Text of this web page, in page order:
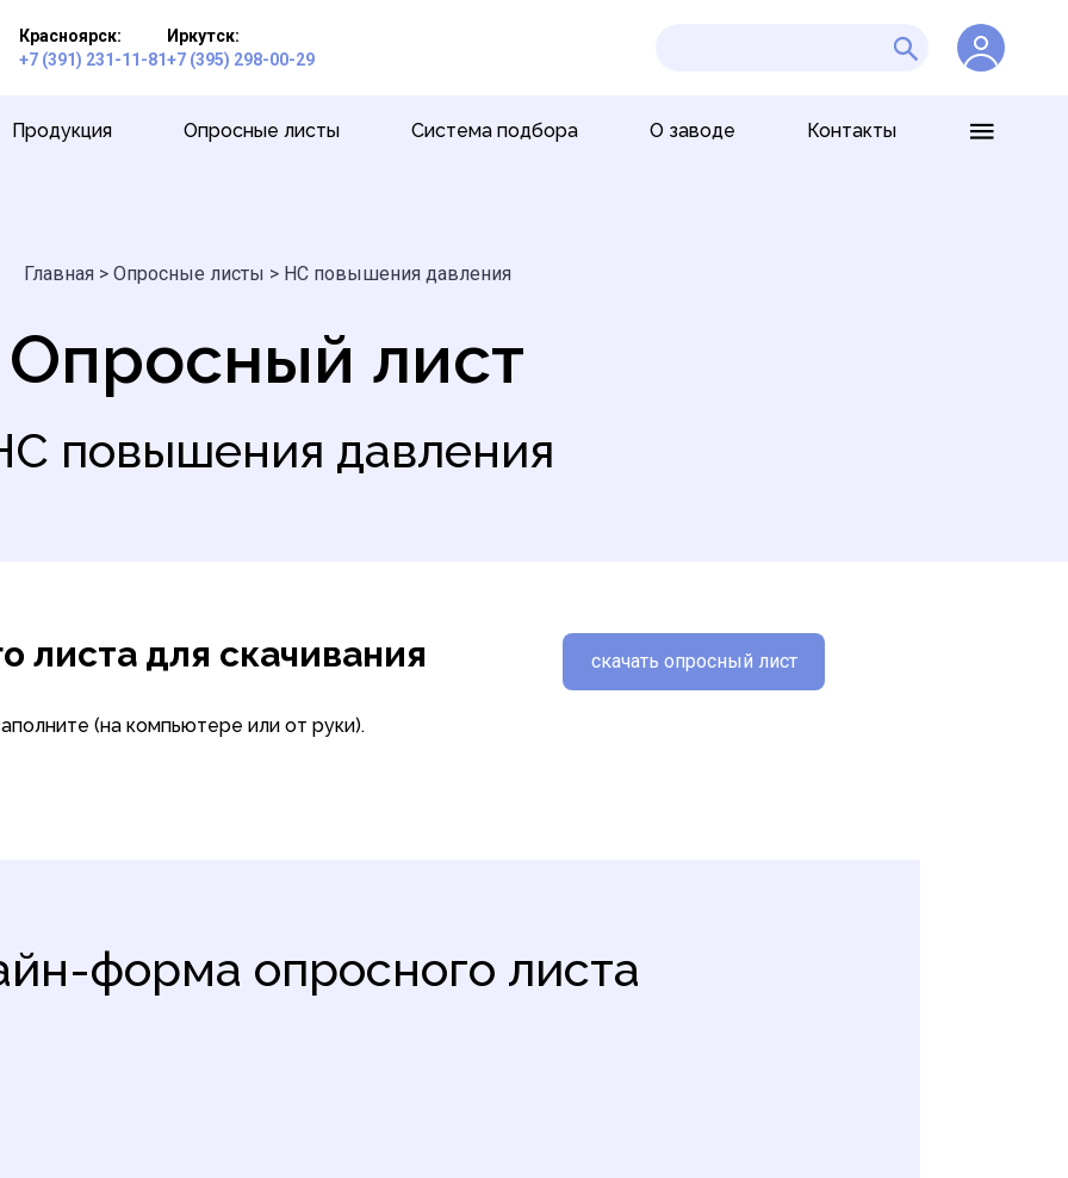
Красноярск:
+7 (391) 231-11-81
Иркутск:
+7 (395) 298-00-29
Продукция Опросные листы Система подбора О заводe Контакты
Главная> Опросные листы > НС повышения давления
Опросный лист
повышения давления
листа для скачивания
(на компьютере или от руки).
скачать опросный лист
форма опросного листа